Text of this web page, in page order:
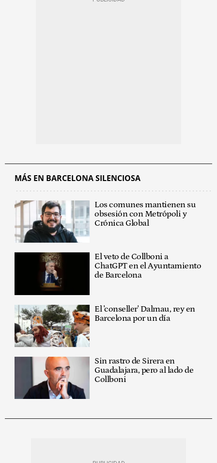
MÁS EN BARCELONA SILENCIOSA
Los comunes mantienen su
obsesión con Metrópoli y
Crónica Global
El veto de Collboni a
ChatGPT en el Ayuntamiento
de Barcelona
El 'conseller' Dalmau, rey en
Barcelona por un día
Sin rastro de Sirera en
Guadalajara, pero al lado de
Collboni